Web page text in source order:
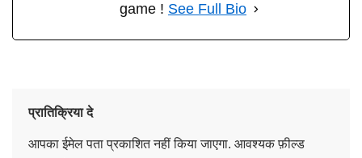
game ! See Full Bio
प्रातिक्रिया दे
आपका ईमेल पता प्रकाशित नहीं किया जाएगा. आवश्यक फ़ील्ड